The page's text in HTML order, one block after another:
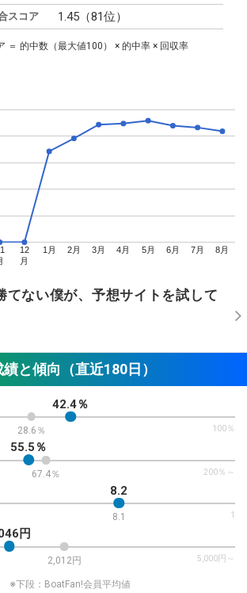
スコア 1.45（81位）
＝ 的中数（最大値100） × 的中率 × 回収率
12
月
1月 2月 3月 4月 5月 6月 7月 8月
てない僕が、予想サイトを試して
と傾向（直近180日）
42.4％
28.6％ 100％
55.5％
67.4％ 200％～
8.2
8.1 1
円
2,012円 5,000円～
※下段：BoatFan!会員平均値